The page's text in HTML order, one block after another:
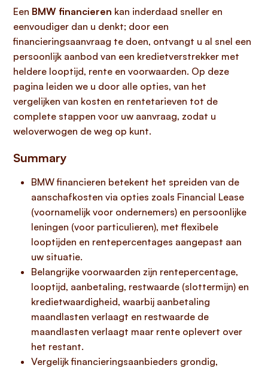
Een BMW financieren kan inderdaad sneller en
eenvoudiger dan u denkt; door een
financieringsaanvraag te doen, ontvangt u al snel een
persoonlijk aanbod van een kredietverstrekker met
heldere looptijd, rente en voorwaarden. Op deze
pagina leiden we u door alle opties, van het
vergelijken van kosten en rentetarieven tot de
complete stappen voor uw aanvraag, zodat u
weloverwogen de weg op kunt.
Summary
BMW financieren betekent het spreiden van de
aanschafkosten via opties zoals Financial Lease
(voornamelijk voor ondernemers) en persoonlijke
leningen (voor particulieren), met flexibele
looptijden en rentepercentages aangepast aan
uw situatie.
Belangrijke voorwaarden zijn rentepercentage,
looptijd, aanbetaling, restwaarde (slottermijn) en
kredietwaardigheid, waarbij aanbetaling
maandlasten verlaagt en restwaarde de
maandlasten verlaagt maar rente oplevert over
het restant.
Vergelijk financieringsaanbieders grondig,